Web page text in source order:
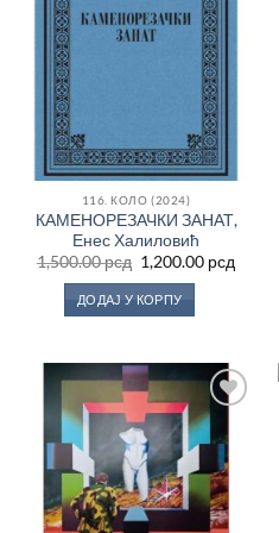
жеља
116. КОЛО (2024)
КАМЕНОРЕЗАЧКИ ЗАНАТ,
Енес Халиловић
1,500.00рсд Оригинална
цена
је
била:
1,500.00 рсд.
1,200.00 рсд
цена
ДОДАЈ У КОРПУ
Додај
у
Листу
жеља